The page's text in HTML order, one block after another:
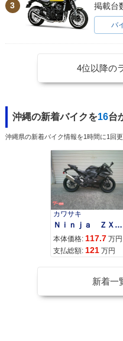
3
掲載台
バ
4位以降の
沖縄の新着バイクを16台
沖縄県の新着バイク情報を1時間に1回
カワサキ
Ｎｉｎｊａ ＺＸ−４Ｒ ＳＥ
本体価格: 117.7 万円
支払総額: 121 万円
新着一